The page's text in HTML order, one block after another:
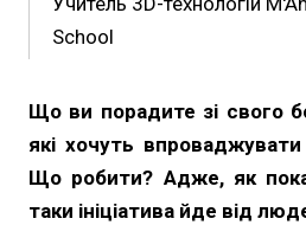
School
Що ви порадите зі свого
які хочуть
Що робити? Адже, як
таки ініціатива йде від